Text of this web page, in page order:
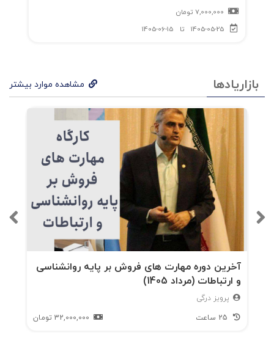
7,000,000 تومان
1405-05-25
تا 1405-06-15
بازاریادها مشاهده موارد بیشتر
آخرین دوره مهارت های فروش بر پایه روانشناسی
و ارتباطات (مرداد 1405)
پرویز درگی
32,000,000 تومان